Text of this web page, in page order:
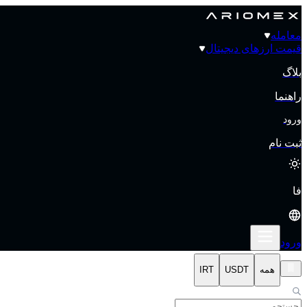
معامله
قیمت‌ ارزهای دیجیتال
بلاگ
راهنما
ورود
ثبت نام
فا
ورود
همه USDT
IRT